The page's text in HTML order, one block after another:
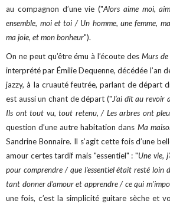
au compagnon d’une vie ("Alors aime moi,
ensemble, moi et toi / Un homme, une femme,
ma joie, et mon bonheur").
On ne peut qu’être ému à l’écoute des Murs
interprété par Émilie Dequenne, décédée l’an
jazzy, à la cruauté feutrée, parlant de départ
est aussi un chant de départ ("J’ai dit au revoir
Ils ont tout vu, tout retenu, / Les arbres ont
question d’une autre habitation dans Ma
Sandrine Bonnaire. Il s’agit cette fois d’une
amour certes tardif mais "essentiel" : "Une vie,
pour comprendre / que l'essentiel était resté loin
tant donner d'amour et apprendre / ce qui
une fois, c’est la simplicité guitare sèche et